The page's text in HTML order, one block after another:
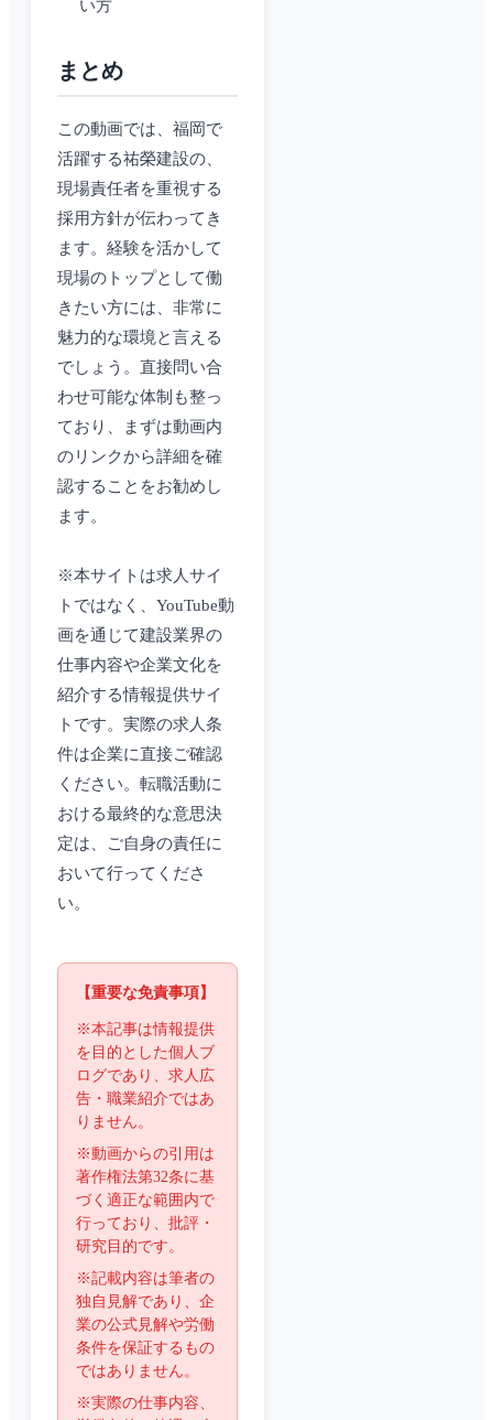
い方
まとめ
この動画では、福岡で
活躍する祐榮建設の、
現場責任者を重視する
採用方針が伝わってき
ます。経験を活かして
現場のトップとして働
きたい方には、非常に
魅力的な環境と言える
でしょう。直接問い合
わせ可能な体制も整っ
ており、まずは動画内
のリンクから詳細を確
認することをお勧めし
ます。
※本サイトは求人サイ
トではなく、YouTube動
画を通じて建設業界の
仕事内容や企業文化を
紹介する情報提供サイ
トです。実際の求人条
件は企業に直接ご確認
ください。転職活動に
おける最終的な意思決
定は、ご自身の責任に
おいて行ってくださ
い。
【重要な免責事項】
※本記事は情報提供
を目的とした個人ブ
ログであり、求人広
告・職業紹介ではあ
りません。
※動画からの引用は
著作権法第32条に基
づく適正な範囲内で
行っており、批評・
研究目的です。
※記載内容は筆者の
独自見解であり、企
業の公式見解や労働
条件を保証するもの
ではありません。
※実際の仕事内容、